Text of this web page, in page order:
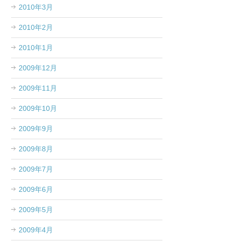
2010年3月
2010年2月
2010年1月
2009年12月
2009年11月
2009年10月
2009年9月
2009年8月
2009年7月
2009年6月
2009年5月
2009年4月